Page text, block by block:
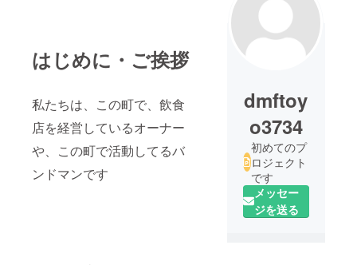
はじめに・ご挨拶
私たちは、この町で、飲食
店を経営しているオーナー
や、この町で活動してるバ
ンドマンです
dmftoy
o3734
初めてのプ
ロジェクト
です
メッセー
ジを送る